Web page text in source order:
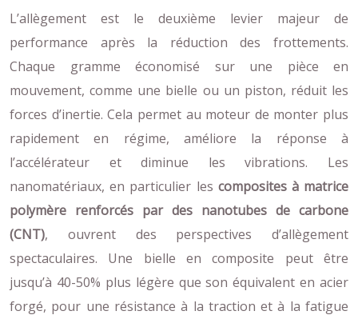
L’allègement est le deuxième levier majeur de
performance après la réduction des frottements.
Chaque gramme économisé sur une pièce en
mouvement, comme une bielle ou un piston, réduit les
forces d’inertie. Cela permet au moteur de monter plus
rapidement en régime, améliore la réponse à
l’accélérateur et diminue les vibrations. Les
nanomatériaux, en particulier les composites à matrice
polymère renforcés par des nanotubes de carbone
(CNT), ouvrent des perspectives d’allègement
spectaculaires. Une bielle en composite peut être
jusqu’à 40-50% plus légère que son équivalent en acier
forgé, pour une résistance à la traction et à la fatigue